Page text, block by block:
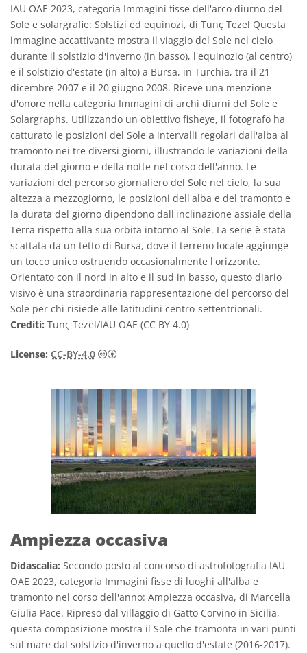
IAU OAE 2023, categoria Immagini fisse dell'arco diurno del
Sole e solargrafie: Solstizi ed equinozi, di Tunç Tezel Questa
immagine accattivante mostra il viaggio del Sole nel cielo
durante il solstizio d'inverno (in basso), l'equinozio (al centro)
e il solstizio d'estate (in alto) a Bursa, in Turchia, tra il 21
dicembre 2007 e il 20 giugno 2008. Riceve una menzione
d'onore nella categoria Immagini di archi diurni del Sole e
Solargraphs. Utilizzando un obiettivo fisheye, il fotografo ha
catturato le posizioni del Sole a intervalli regolari dall'alba al
tramonto nei tre diversi giorni, illustrando le variazioni della
durata del giorno e della notte nel corso dell'anno. Le
variazioni del percorso giornaliero del Sole nel cielo, la sua
altezza a mezzogiorno, le posizioni dell'alba e del tramonto e
la durata del giorno dipendono dall'inclinazione assiale della
Terra rispetto alla sua orbita intorno al Sole. La serie è stata
scattata da un tetto di Bursa, dove il terreno locale aggiunge
un tocco unico ostruendo occasionalmente l'orizzonte.
Orientato con il nord in alto e il sud in basso, questo diario
visivo è una straordinaria rappresentazione del percorso del
Sole per chi risiede alle latitudini centro-settentrionali.
Crediti: Tunç Tezel/IAU OAE (CC BY 4.0)
License: CC-BY-4.0 Creative Commons Attribuzione 4.0
Ampiezza occasiva
Didascalia: Secondo posto al concorso di astrofotografia IAU
OAE 2023, categoria Immagini fisse di luoghi all'alba e
tramonto nel corso dell'anno: Ampiezza occasiva, di Marcella
Giulia Pace. Ripreso dal villaggio di Gatto Corvino in Sicilia,
questa composizione mostra il Sole che tramonta in vari punti
sul mare dal solstizio d'inverno a quello d'estate (2016-2017).